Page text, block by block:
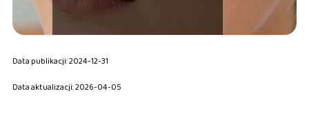
Data publikacji: 2024-12-31
Data aktualizacji: 2026-04-05